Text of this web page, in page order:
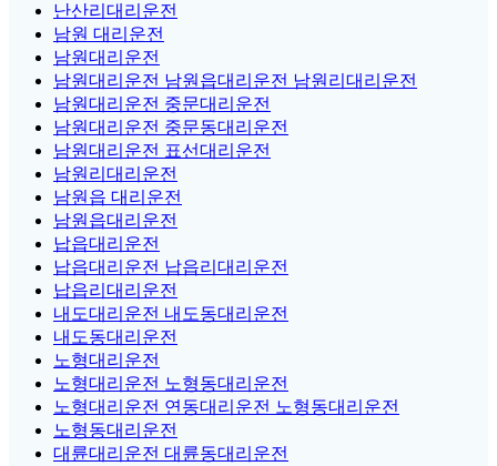
난산리대리운전
남원 대리운전
남원대리운전
남원대리운전 남원읍대리운전 남원리대리운전
남원대리운전 중문대리운전
남원대리운전 중문동대리운전
남원대리운전 표선대리운전
남원리대리운전
남원읍 대리운전
남원읍대리운전
납읍대리운전
납읍대리운전 납읍리대리운전
납읍리대리운전
내도대리운전 내도동대리운전
내도동대리운전
노형대리운전
노형대리운전 노형동대리운전
노형대리운전 연동대리운전 노형동대리운전
노형동대리운전
대륜대리운전 대륜동대리운전